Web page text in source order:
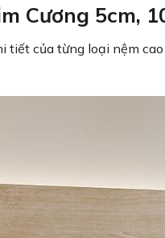
Cương 5cm,
của từng loại nệm